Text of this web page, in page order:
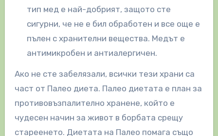
тип мед е най-добрият, защото сте
сигурни, че не е бил обработен и все още е
пълен с хранителни вещества. Медът е
антимикробен и антиалергичен.
Ако не сте забелязали, всички тези храни са
част от Палео диета. Палео диетата е план за
противовъзпалително хранене, който е
чудесен начин за живот в борбата срещу
стареенето. Диетата на Палео помага също